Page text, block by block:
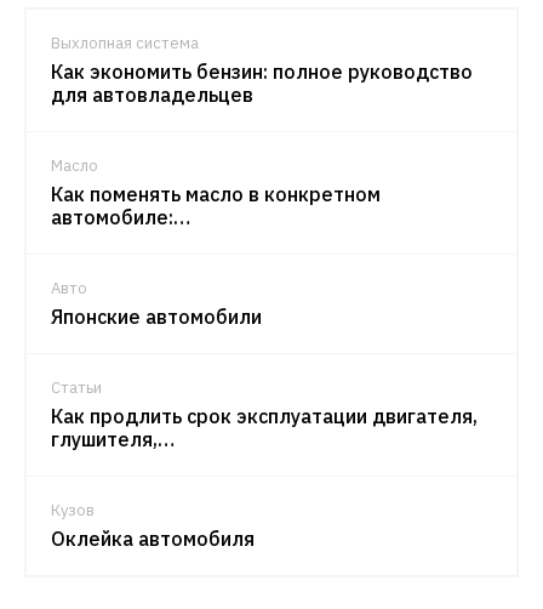
Выхлопная система
Как экономить бензин: полное руководство
для автовладельцев
Масло
Как поменять масло в конкретном
автомобиле:…
Авто
Японские автомобили
Статьи
Как продлить срок эксплуатации двигателя,
глушителя,…
Кузов
Оклейка автомобиля